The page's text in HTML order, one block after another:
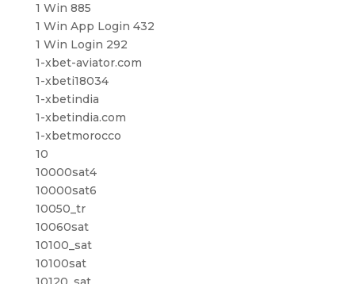
1 Win 885
1 Win App Login 432
1 Win Login 292
1-xbet-aviator.com
1-xbeti18034
1-xbetindia
1-xbetindia.com
1-xbetmorocco
10
10000sat4
10000sat6
10050_tr
10060sat
10100_sat
10100sat